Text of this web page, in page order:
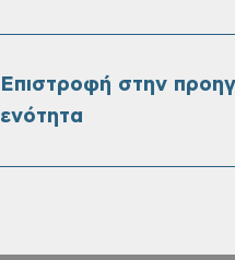
Επιστροφή στην
ενότητα